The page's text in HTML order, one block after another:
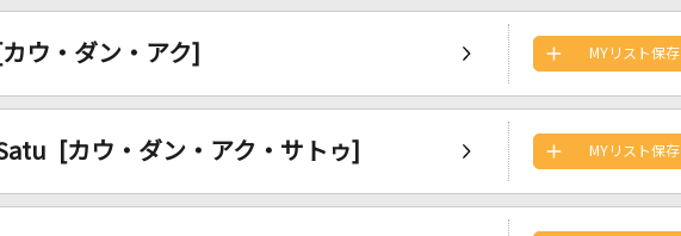
ウ・ダン・アク] MYリスト保存
[カウ・ダン・アク・サトゥ] MYリスト保存